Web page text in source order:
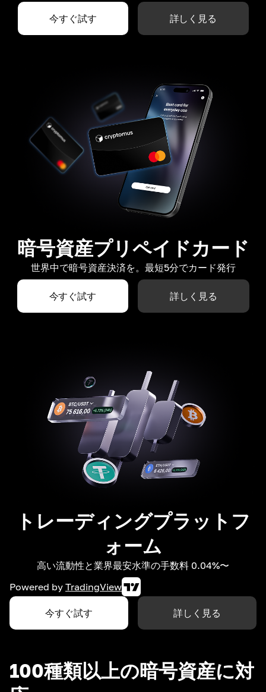
今すぐ試す 詳しく見る
暗号資産プリペイドカード
世界中で暗号資産決済を。最短5分でカード発行
今すぐ試す 詳しく見る
トレーディングプラットフ
ォーム
高い流動性と業界最安水準の手数料 0.04%〜
Powered by TradingView
今すぐ試す 詳しく見る
100種類以上の暗号資産に対